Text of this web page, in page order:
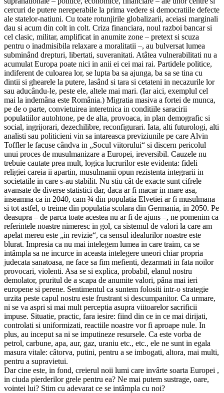
cercuri de putere nereperabile la prima vedere si democratiile defecte
ale statelor-natiuni. Cu toate rotunjirile globalizarii, aceiasi marginali
dau si acum din colt in colt. Criza financiara, noul razboi bancar si
cel clasic, militar, amplificat in anumite zone – pretext si scuza
pentru o inadmisibila relaxare a moralitatii –, au bulversat lumea
subminând drepturi, libertati, suveranitati. Atâtea vulnerabilitati nu a
acumulat Europa poate nici in anii ei cei mai rai. Partidele politice,
indiferent de culoarea lor, se lupta ba sa ajunga, ba sa se tina cu
dintii si ghearele la putere, lasând si tara si cetateni in necazurile lor
sau aducându-le, peste ele, altele mai mari. (Iar aici, exemplul cel
mai la indemâna este România.) Migratia masiva a fortei de munca,
pe de o parte, convietuirea interetnica in conditiile saracirii
populatiilor autohtone, pe de alta, provoaca, in plan demografic si
social, ingrijorari, dezechilibre, reconfigurari. Iata, alti futurologi, alti
analisti sau politicieni vin sa intareasca previziunile pe care Alvin
Toffler le facuse cândva in „Socul viitorului“ si discern pericolul
unui proces de musulmanizare a Europei, ireversibil. Cauzele nu
trebuie cautate prea mult, logica lucrurilor este evidenta: fideli
religiei careia ii apartin, musulmanii opun rezistenta integrarii in
societatile in care s-au stabilit. Nu stiu cât de exacte sunt cifrele
avansate de diverse statistici dar, daca ar fi macar in mare asa,
inseamna ca in 2040, cam ¾ din populatia Elvetiei ar fi musulmana
si tot astfel, o treime din populatia scolara din Germania, in 2050. Pe
deasupra – de parca toate acestea nu ar fi de ajuns –, ne pomenim ca
referintele noastre nimeresc in gol, ca sistemul de valori la care am
apelat mereu este „in revizie“, ca sensul idealurilor noastre este
blurat. Impresia ca nu mai intelegem lumea in care traim, ca se
intâmpla sa ne incurce in aceasta intelegere uneori chiar propria
judecata sanatoasa, ne face sa fim mefienti, dezarmati in fata noilor
provocari, violenti. Asa se si explica, probabil, elanul nostru
demolator, pruritul de a scapa de anumite valori, pâna mai ieri
europene si perene. Sentimentul ca suntem folositi intr-o strategie
urzita peste capul nostru este frustrant si descumpanitor. Ca urmare,
ni se va aspri si mai mult perceptia asupra viitoarelor sacrificii
impuse. Situatie, practic, fara iesire: fiind din ce in ce mai dirijati,
controlati si uniformizati, reactiile noastre vor fi aproape nule. In
plus, au inceput sa ni se imputineze resursele. Ca este vorba de
petrol, carbune, apa, aur, gaz, uraniu etc., etc., ele ne sunt in egala
masura vitale: câtorva, putini, pentru a se imbogati, altora, mai multi,
pentru a supravietui.
Dar cine este, in fond, creierul noii lumi care invârte soarta Europei ,
in ciuda pierderilor grele pentru ea? Ne mai putem sustrage, oare,
vointei lui? Stim cu adevarat ce se intâmpla cu noi?